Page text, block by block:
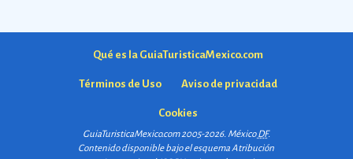
Qué es la GuiaTuristicaMexico.com
Términos de Uso Aviso de privacidad
Cookies
GuiaTuristicaMexico.com 2005-2026. MéxicoDF.
Contenido disponible bajo el esquemaAtribución